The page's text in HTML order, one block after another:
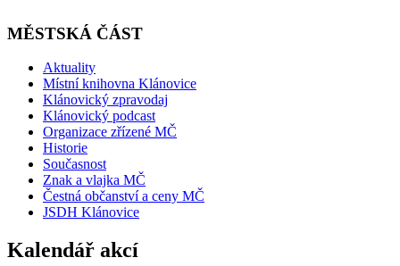
MĚSTSKÁ ČÁST
Aktuality
Místní knihovna Klánovice
Klánovický zpravodaj
Klánovický podcast
Organizace zřízené MČ
Historie
Současnost
Znak a vlajka MČ
Čestná občanství a ceny MČ
JSDH Klánovice
Kalendář akcí